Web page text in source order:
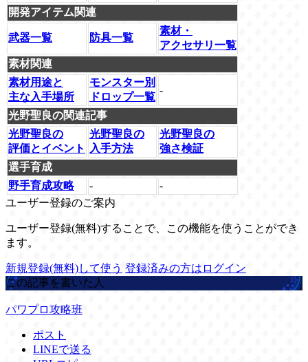
開発アイテム関連
武器一覧 防具一覧
素材・
アクセサリ一覧
素材関連
素材用途と
主な入手場所
モンスター別
ドロップ一覧
-
光野聖良の関連記事
光野聖良の
評価とイベント
光野聖良の
入手方法
光野聖良の
強さ検証
選手育成
野手育成攻略
-
-
ユーザー登録のご案内
ユーザー登録(無料)することで、この機能を使うことができ
ます。
新規登録(無料)して使う 登録済みの方はログイン
この記事を書いた人
パワプロ攻略班
ポスト
LINEで送る